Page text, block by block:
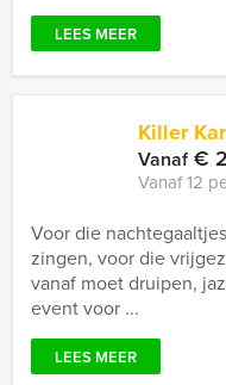
LEES MEER
Killer
Vanaf€
Vanaf 12
Voor die
zingen, voor die
vanaf moet druipen,
event voor ...
LEES MEER